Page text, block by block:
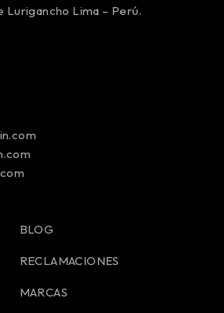
Lurigancho Lima – Perú.
BLOG
RECLAMACIONES
MARCAS